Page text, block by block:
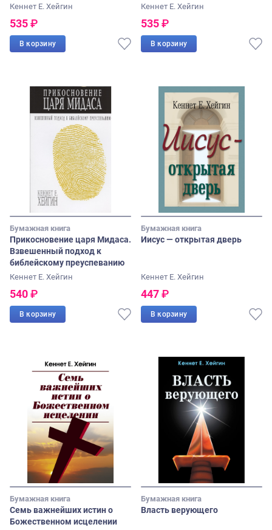
Кеннет Е. Хейгин
535₽
В корзину
Кеннет Е. Хейгин
535₽
В корзину
Бумажная книга
Прикосновение царя Мидаса.
Взвешенный подход к
библейскому преуспеванию
Кеннет Е. Хейгин
540₽
В корзину
Бумажная книга
Иисус — открытая дверь
Кеннет Е. Хейгин
447₽
В корзину
Бумажная книга
Семь важнейших истин о
Божественном исцелении
Бумажная книга
Власть верующего